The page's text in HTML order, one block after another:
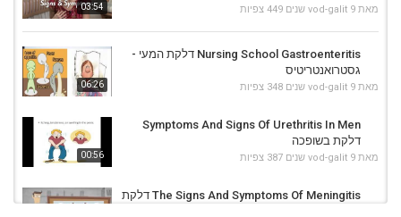
03:54 מאת vod-galit 9 שנים 449 צפיות
06:26
Nursing School Gastroenteritis דלקת המעי -
גסטרואנטריטיס
מאת vod-galit 9 שנים 348 צפיות
00:56
Symptoms And Signs Of Urethritis In Men
דלקת בשופכה
מאת vod-galit 9 שנים 387 צפיות
The Signs And Symptoms Of Meningitis דלקת